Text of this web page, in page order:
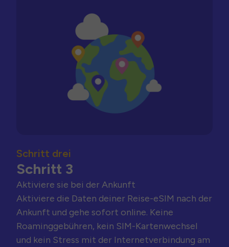
Schritt drei
Schritt 3
Aktiviere sie bei der Ankunft
Aktiviere die Daten deiner Reise-eSIM nach der
Ankunft und gehe sofort online. Keine
Roaminggebühren, kein SIM-Kartenwechsel
und kein Stress mit der Internetverbindung am